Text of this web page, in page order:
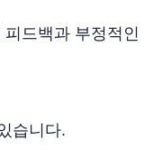
드백과 부정적인
습니다.